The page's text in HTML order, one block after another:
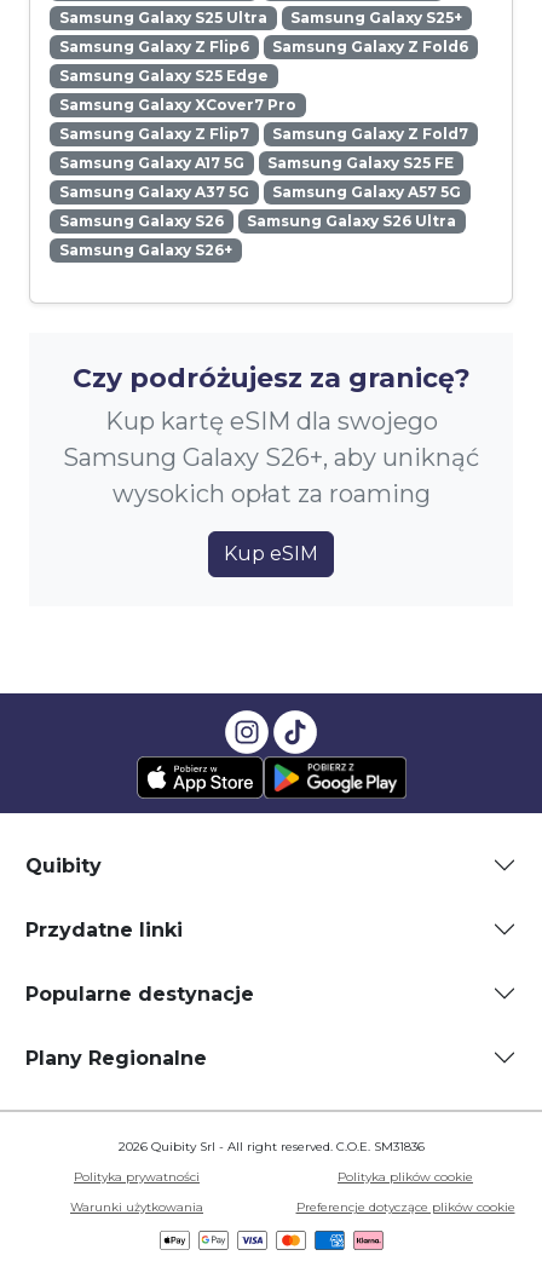
Samsung Galaxy S25 Ultra
Samsung Galaxy S25+
Samsung Galaxy Z Flip6
Samsung Galaxy Z Fold6
Samsung Galaxy S25 Edge
Samsung Galaxy XCover7 Pro
Samsung Galaxy Z Flip7
Samsung Galaxy Z Fold7
Samsung Galaxy A17 5G
Samsung Galaxy S25 FE
Samsung Galaxy A37 5G
Samsung Galaxy A57 5G
Samsung Galaxy S26
Samsung Galaxy S26 Ultra
Samsung Galaxy S26+
Czy podróżujesz za granicę?
Kup kartę eSIM dla swojego
Samsung Galaxy S26+, aby uniknąć
wysokich opłat za roaming
Kup eSIM
Quibity
Przydatne linki
Popularne destynacje
Plany Regionalne
2026 Quibity Srl - All right reserved. C.O.E. SM31836
Polityka prywatności
Polityka plików cookie
Warunki użytkowania
Preferencje dotyczące plików cookie